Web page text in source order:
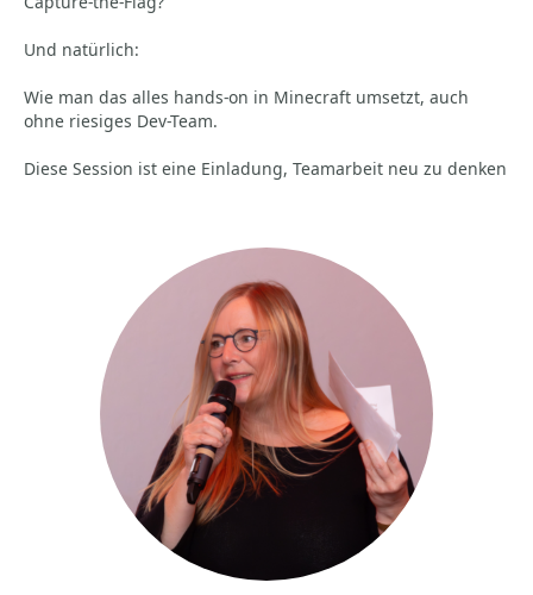
Und natürlich:
Wie man das alles hands-on in Minecraft umsetzt, auch
ohne riesiges Dev-Team.
Diese Session ist eine Einladung, Teamarbeit neu zu denken